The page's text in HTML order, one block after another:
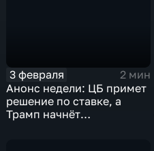
3 февраля
2 мин
Анонс недели: ЦБ примет
решение по ставке, а
Трамп начнёт